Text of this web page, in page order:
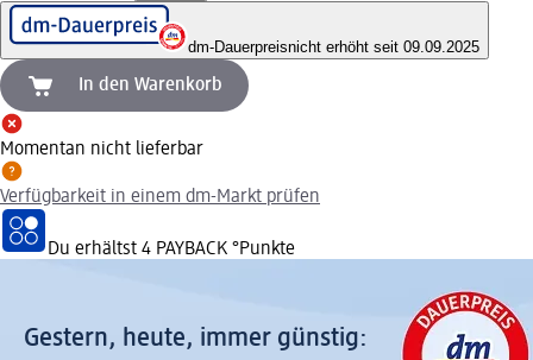
dm-Dauerpreisnicht erhöht seit 09.09.2025
In den Warenkorb
Momentan nicht lieferbar
Verfügbarkeit in einem dm-Markt prüfen
Du erhältst 4 PAYBACK °Punkte
Gestern, heute, immer günstig: